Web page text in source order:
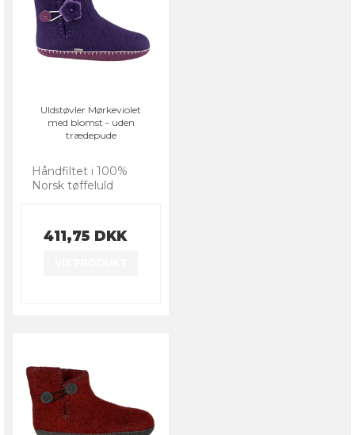
Uldstøvler Mørkeviolet
med blomst - uden
trædepude
Håndfiltet i 100%
Norsk tøffeluld
411,75 DKK